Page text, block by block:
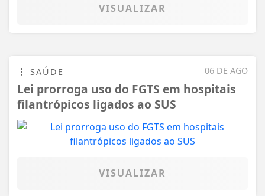
VISUALIZAR
06 DE AGO
SAÚDE
Lei prorroga uso do FGTS em hospitais
filantrópicos ligados ao SUS
VISUALIZAR